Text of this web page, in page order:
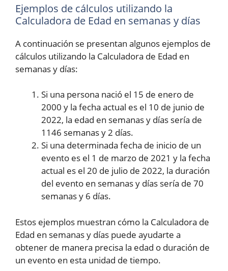
Ejemplos de cálculos utilizando la
Calculadora de Edad en semanas y días
A continuación se presentan algunos ejemplos de
cálculos utilizando la Calculadora de Edad en
semanas y días:
Si una persona nació el 15 de enero de
2000 y la fecha actual es el 10 de junio de
2022, la edad en semanas y días sería de
1146 semanas y 2 días.
Si una determinada fecha de inicio de un
evento es el 1 de marzo de 2021 y la fecha
actual es el 20 de julio de 2022, la duración
del evento en semanas y días sería de 70
semanas y 6 días.
Estos ejemplos muestran cómo la Calculadora de
Edad en semanas y días puede ayudarte a
obtener de manera precisa la edad o duración de
un evento en esta unidad de tiempo.